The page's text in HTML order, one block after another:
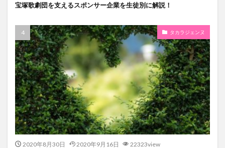
宝塚歌劇団を支えるスポンサー企業を生徒別に解説！
タカラジェンヌ
2020年8月30日 2020年9月16日 22323view